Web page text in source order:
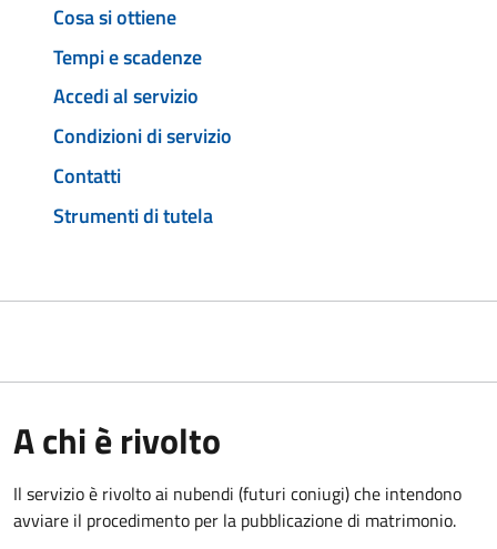
Cosa si ottiene
Tempi e scadenze
Accedi al servizio
Condizioni di servizio
Contatti
Strumenti di tutela
A chi è rivolto
Il servizio è rivolto ai nubendi (futuri coniugi) che intendono
avviare il procedimento per la pubblicazione di matrimonio.